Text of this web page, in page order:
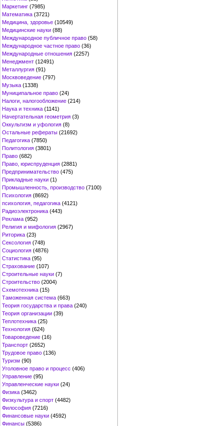
Маркетинг (7985)
Математика (3721)
Медицина, здоровье (10549)
Медицинские науки (88)
Международное публичное право (58)
Международное частное право (36)
Международные отношения (2257)
Менеджмент (12491)
Металлургия (91)
Москвоведение (797)
Музыка (1338)
Муниципальное право (24)
Налоги, налогообложение (214)
Наука и техника (1141)
Начертательная геометрия (3)
Оккультизм и уфология (8)
Остальные рефераты (21692)
Педагогика (7850)
Политология (3801)
Право (682)
Право, юриспруденция (2881)
Предпринимательство (475)
Прикладные науки (1)
Промышленность, производство (7100)
Психология (8692)
психология, педагогика (4121)
Радиоэлектроника (443)
Реклама (952)
Религия и мифология (2967)
Риторика (23)
Сексология (748)
Социология (4876)
Статистика (95)
Страхование (107)
Строительные науки (7)
Строительство (2004)
Схемотехника (15)
Таможенная система (663)
Теория государства и права (240)
Теория организации (39)
Теплотехника (25)
Технология (624)
Товароведение (16)
Транспорт (2652)
Трудовое право (136)
Туризм (90)
Уголовное право и процесс (406)
Управление (95)
Управленческие науки (24)
Физика (3462)
Физкультура и спорт (4482)
Философия (7216)
Финансовые науки (4592)
Финансы (5386)